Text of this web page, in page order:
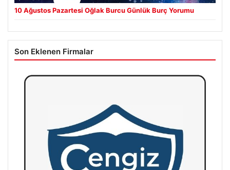
10 Ağustos Pazartesi Oğlak Burcu Günlük Burç Yorumu
Son Eklenen Firmalar